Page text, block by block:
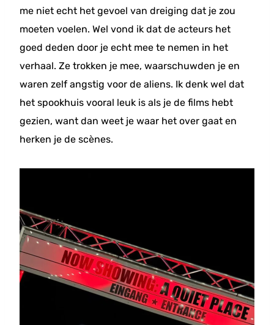
me niet echt het gevoel van dreiging dat je zou
moeten voelen. Wel vond ik dat de acteurs het
goed deden door je echt mee te nemen in het
verhaal. Ze trokken je mee, waarschuwden je en
waren zelf angstig voor de aliens. Ik denk wel dat
het spookhuis vooral leuk is als je de films hebt
gezien, want dan weet je waar het over gaat en
herken je de scènes.